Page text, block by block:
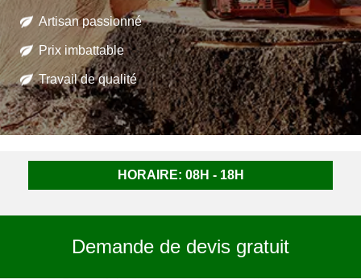
Artisan passionné
Prix imbattable
Travail de qualité
HORAIRE: 08H - 18H
Demande de devis gratuit